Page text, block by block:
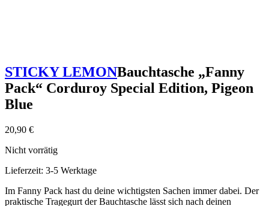
STICKY LEMONBauchtasche „Fanny
Pack“ Corduroy Special Edition, Pigeon
Blue
20,90 €
Nicht vorrätig
Lieferzeit: 3-5 Werktage
Im Fanny Pack hast du deine wichtigsten Sachen immer dabei. Der
praktische Tragegurt der Bauchtasche lässt sich nach deinen